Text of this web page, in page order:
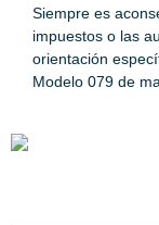
Siempre es
impuestos o las
orientación
Modelo 079 de